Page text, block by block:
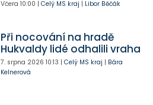
Včera 10:00 | Celý MS kraj | Libor Běčák
Při nocování na hradě
Hukvaldy lidé odhalili vraha
7. srpna 2026 10:13 | Celý MS kraj | Bára
Kelnerová